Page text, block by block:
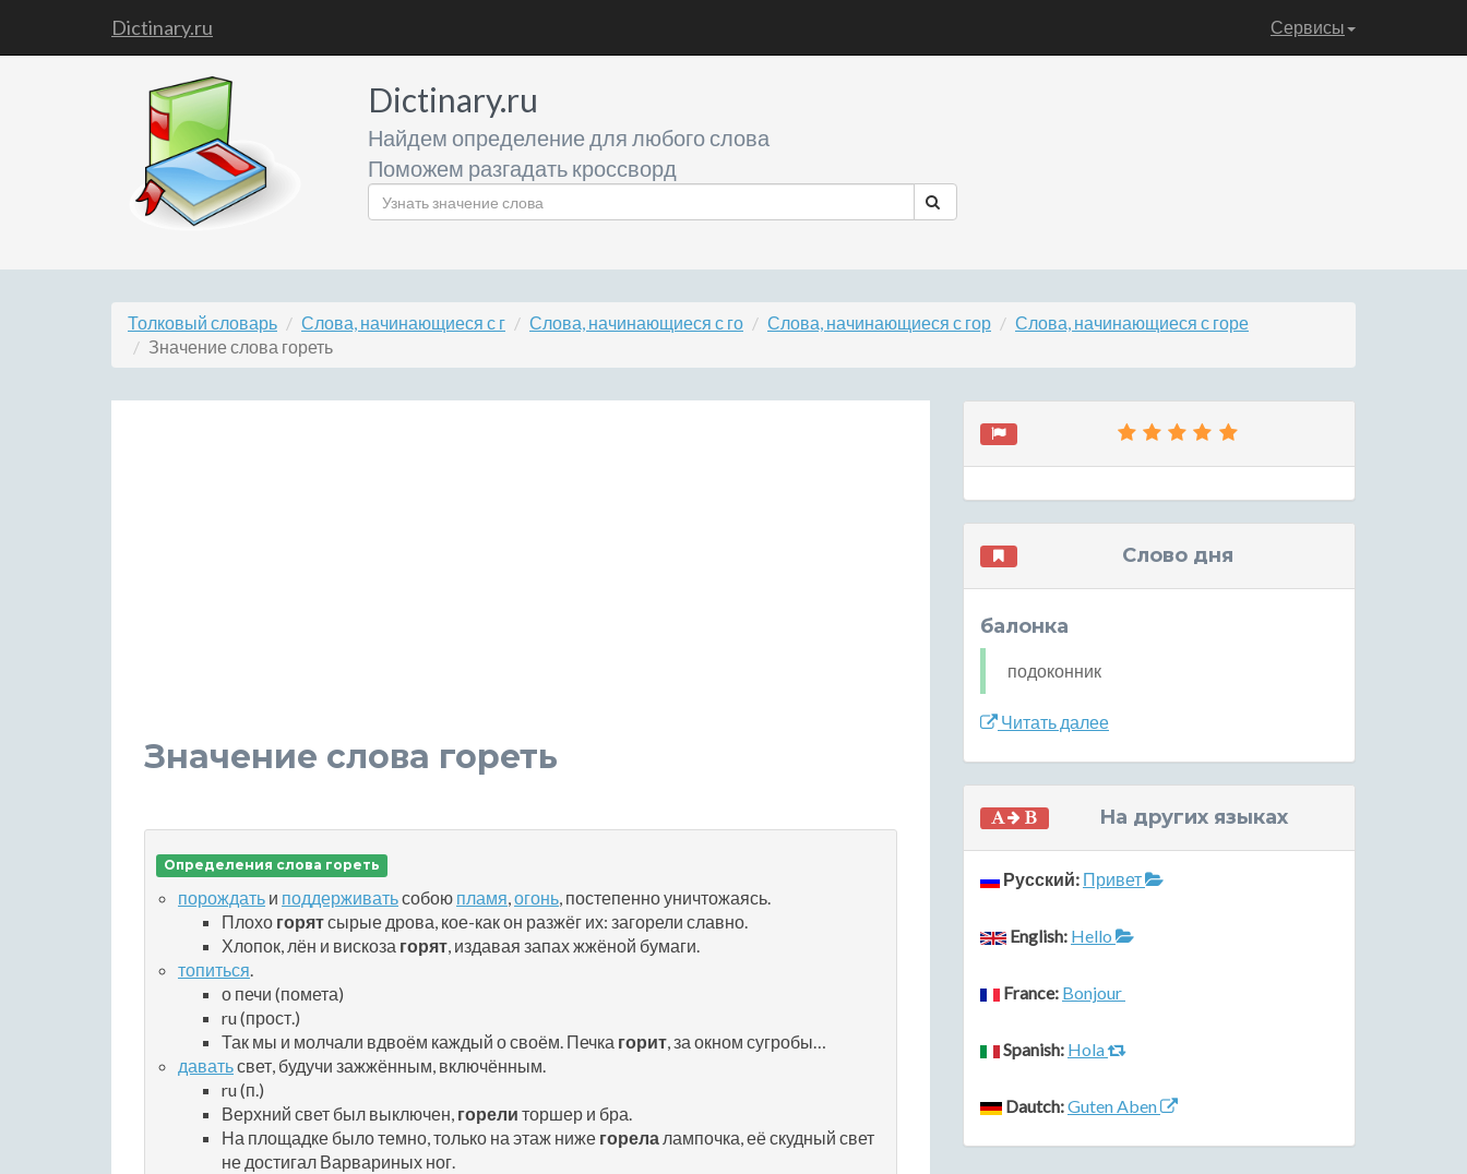
Dictinary.ru Сервисы
Dictinary.ru
Найдем определение для любого слова
Поможем разгадать кроссворд
Толковый словарь Слова, начинающиеся с г Слова, начинающиеся с го Слова, начинающиеся с гор
Слова, начинающиеся с горе
Значение слова гореть
Значение слова гореть
Определения слова гореть
порождать и поддерживатьсобою пламя,огонь, постепенно уничтожаясь.
Плохо горятсырые дрова, кое-как он разжёг их: загорели славно.
Хлопок, лён и вискоза горят, издавая запах жжёной бумаги.
топиться.
о печи (помета)
ru (прост.)
Так мы и молчали вдвоём каждый о своём. Печка горит, за окном сугробы…
даватьсвет, будучи зажжённым, включённым.
ru (п.)
Верхний свет был выключен, горели торшер и бра.
На площадке было темно, только на этаж ниже горела лампочка, её скудный свет
не достигал Варвариных ног.
Слово дня
балонка
подоконник
Читать далее
На других языках
Русский: Привет
English: Hello
France: Bonjour
Spanish: Hola
Dautch:Guten Aben